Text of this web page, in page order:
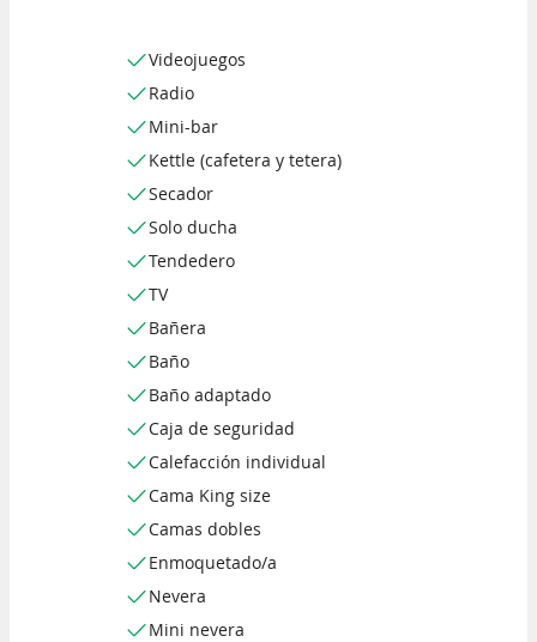
Videojuegos
Radio
Mini-bar
Kettle (cafetera y tetera)
Secador
Solo ducha
Tendedero
TV
Bañera
Baño
Baño adaptado
Caja de seguridad
Calefacción individual
Cama King size
Camas dobles
Enmoquetado/a
Nevera
Mini nevera